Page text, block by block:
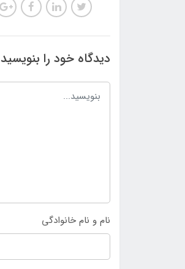
دیدگاه خود را بنویسید
نام و نام خانوادگی